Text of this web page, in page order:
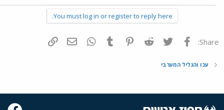
You must log in or register to reply here.
Share: פייסבוק Twitter
Reddit
Pinterest
Tumblr
WhatsAppדואר אלקטרוני
עכו והגליל המערבי